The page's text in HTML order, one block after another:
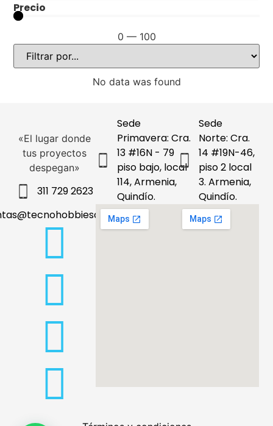
Precio
0 — 100
No data was found
«El lugar donde
tus proyectos
despegan»
311 729 2623
Sede
Primavera: Cra.
13 #16N - 79
piso bajo, local
114, Armenia,
Quindío.
Sede
Norte: Cra.
14 #19N-46,
piso 2 local
3. Armenia,
Quindío.